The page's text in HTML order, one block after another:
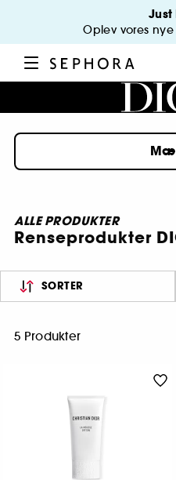
Just
Oplev vores
ALLE PRODUKTER
Renseprodukter
SORTER
5 Produkter